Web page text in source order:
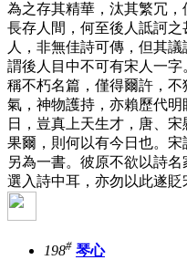
為之存其精華，汰其繁冗，
長存人間，何至後人詆訶
人，非無佳詩可傳，但其議
謂後人目中不可有宋人一
稱不朽名篇，僅得爾許，不
氣，神物護持，亦賴歷代
日，豈真上天生才，唐、宋
果爾，則何以有今日也。宋
另為一書。彼原不欲以詩名
選入詩中耳，亦勿以此遂貶
198# 琴心